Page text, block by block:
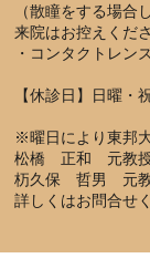
（散瞳をする場
来院はお控えくださ
・コンタクトレン
【休診日】日曜・
※曜日により東邦
松橋 正和 元教
杤久保 哲男 元
詳しくはお問合せ